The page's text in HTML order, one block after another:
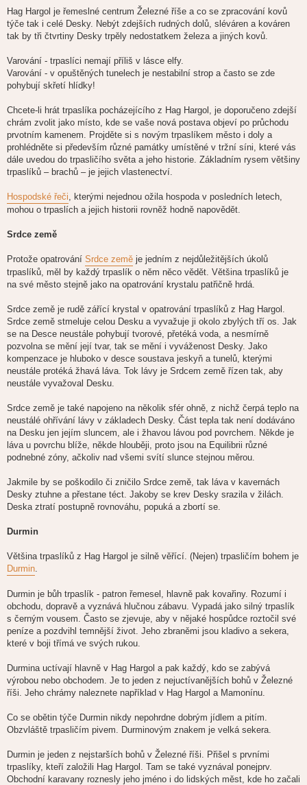
Hag Hargol je řemeslné centrum Železné říše a co se zpracování kovů
týče tak i celé Desky. Nebýt zdejších rudných dolů, sléváren a kováren
tak by tři čtvrtiny Desky trpěly nedostatkem železa a jiných kovů.
Varování - trpaslíci nemají příliš v lásce elfy.
Varování - v opuštěných tunelech je nestabilní strop a často se zde
pohybují skřetí hlídky!
Chcete-li hrát trpaslíka pocházejícího z Hag Hargol, je doporučeno zdejší
chrám zvolit jako místo, kde se vaše nová postava objeví po průchodu
prvotním kamenem. Projděte si s novým trpaslíkem město i doly a
prohlédněte si především různé památky umístěné v tržní síni, které vás
dále uvedou do trpasličího světa a jeho historie. Základním rysem většiny
trpaslíků – brachů – je jejich vlastenectví.
Hospodské řeči , kterými nejednou ožila hospoda v posledních letech,
mohou o trpaslích a jejich historii rovněž hodně napovědět.
Srdce země
Protože opatrování Srdce země je jedním z nejdůležitějších úkolů
trpaslíků, měl by každý trpaslík o něm něco vědět. Většina trpaslíků je
na své město stejně jako na opatrování krystalu patřičně hrdá.
Srdce země je rudě zářící krystal v opatrování trpaslíků z Hag Hargol.
Srdce země stmeluje celou Desku a vyvažuje ji okolo zbylých tří os. Jak
se na Desce neustále pohybují tvorové, přetéká voda, a nesmírně
pozvolna se mění její tvar, tak se mění i vyváženost Desky. Jako
kompenzace je hluboko v desce soustava jeskyň a tunelů, kterými
neustále protéká žhavá láva. Tok lávy je Srdcem země řízen tak, aby
neustále vyvažoval Desku.
Srdce země je také napojeno na několik sfér ohně, z nichž čerpá teplo na
neustálé ohřívání lávy v základech Desky. Část tepla tak není dodáváno
na Desku jen jejím sluncem, ale i žhavou lávou pod povrchem. Někde je
láva u povrchu blíže, někde hlouběji, proto jsou na Equilibrii různé
podnebné zóny, ačkoliv nad všemi svítí slunce stejnou měrou.
Jakmile by se poškodilo či zničilo Srdce země, tak láva v kavernách
Desky ztuhne a přestane téct. Jakoby se krev Desky srazila v žilách.
Deska ztratí postupně rovnováhu, popuká a zbortí se.
Durmin
Většina trpaslíků z Hag Hargol je silně věřící. (Nejen) trpasličím bohem je
Durmin
Durmin je bůh trpaslík - patron řemesel, hlavně pak kovařiny. Rozumí i
obchodu, dopravě a vyznává hlučnou zábavu. Vypadá jako silný trpaslík
s černým vousem. Často se zjevuje, aby v nějaké hospůdce roztočil své
peníze a pozdvihl temnější život. Jeho zbraněmi jsou kladivo a sekera,
které v boji třímá ve svých rukou.
Durmina uctívají hlavně v Hag Hargol a pak každý, kdo se zabývá
výrobou nebo obchodem. Je to jeden z nejuctívanějších bohů v Železné
říši. Jeho chrámy naleznete například v Hag Hargol a Mamonínu.
Co se obětin týče Durmin nikdy nepohrdne dobrým jídlem a pitím.
Obzvláště trpasličím pivem. Durminovým znakem je velká sekera.
Durmin je jeden z nejstarších bohů v Železné říši. Přišel s prvními
trpaslíky, kteří založili Hag Hargol. Tam se také vyznával ponejprv.
Obchodní karavany roznesly jeho jméno i do lidských měst, kde ho začali